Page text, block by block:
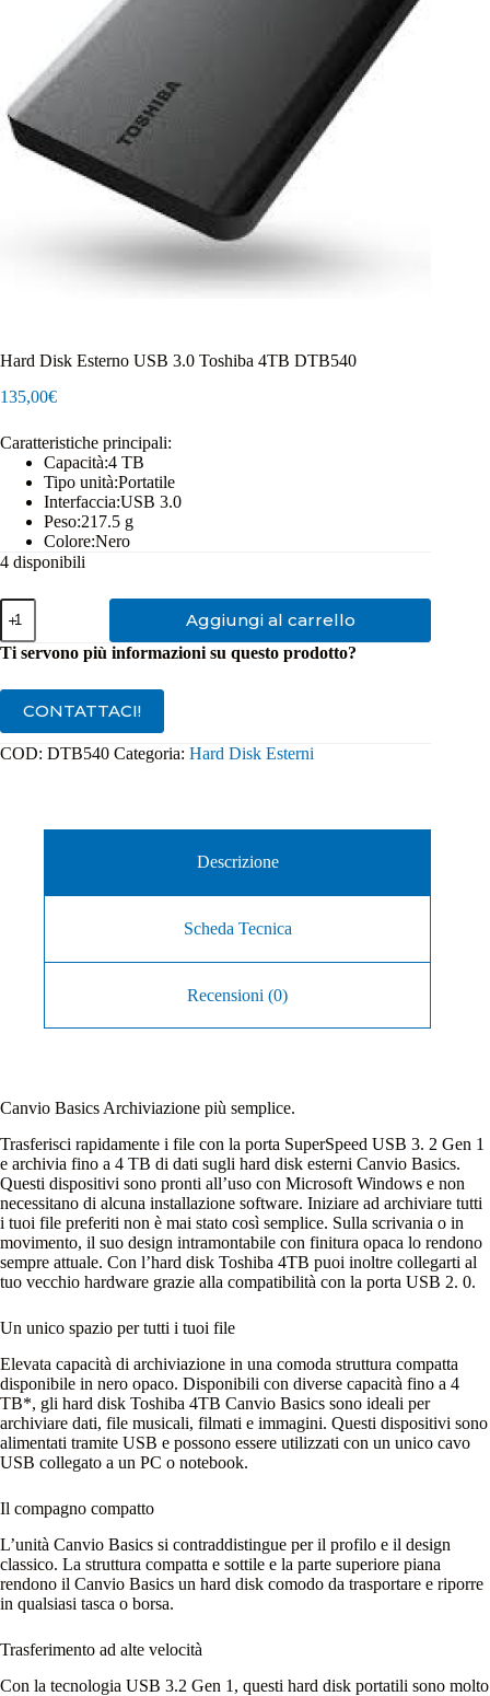
Hard Disk Esterno USB 3.0 Toshiba 4TB DTB540
135,00€
Caratteristiche principali:
Capacità:4 TB
Tipo unità:Portatile
Interfaccia:USB 3.0
Peso:217.5 g
Colore:Nero
4 disponibili
Hard
Disk
Esterno
USB
Toshiba
4TB
DTB540
quantità
Aggiungi al carrello
Ti servono più informazioni su questo prodotto?
CONTATTACI!
COD: DTB540 Categoria: Hard Disk Esterni
Descrizione
Scheda Tecnica
Recensioni (0)
Canvio Basics Archiviazione più semplice.
Trasferisci rapidamente i file con la porta SuperSpeed USB 3. 2 Gen 1
e archivia fino a 4 TB di dati sugli hard disk esterni Canvio Basics.
Questi dispositivi sono pronti all’uso con Microsoft Windows e non
necessitano di alcuna installazione software. Iniziare ad archiviare tutti
i tuoi file preferiti non è mai stato così semplice. Sulla scrivania o in
movimento, il suo design intramontabile con finitura opaca lo rendono
sempre attuale. Con l’hard disk Toshiba 4TB puoi inoltre collegarti al
tuo vecchio hardware grazie alla compatibilità con la porta USB 2. 0.
Un unico spazio per tutti i tuoi file
Elevata capacità di archiviazione in una comoda struttura compatta
disponibile in nero opaco. Disponibili con diverse capacità fino a 4
TB*, gli hard disk Toshiba 4TB Canvio Basics sono ideali per
archiviare dati, file musicali, filmati e immagini. Questi dispositivi sono
alimentati tramite USB e possono essere utilizzati con un unico cavo
USB collegato a un PC o notebook.
Il compagno compatto
L’unità Canvio Basics si contraddistingue per il profilo e il design
classico. La struttura compatta e sottile e la parte superiore piana
rendono il Canvio Basics un hard disk comodo da trasportare e riporre
in qualsiasi tasca o borsa.
Trasferimento ad alte velocità
Con la tecnologia USB 3.2 Gen 1, questi hard disk portatili sono molto